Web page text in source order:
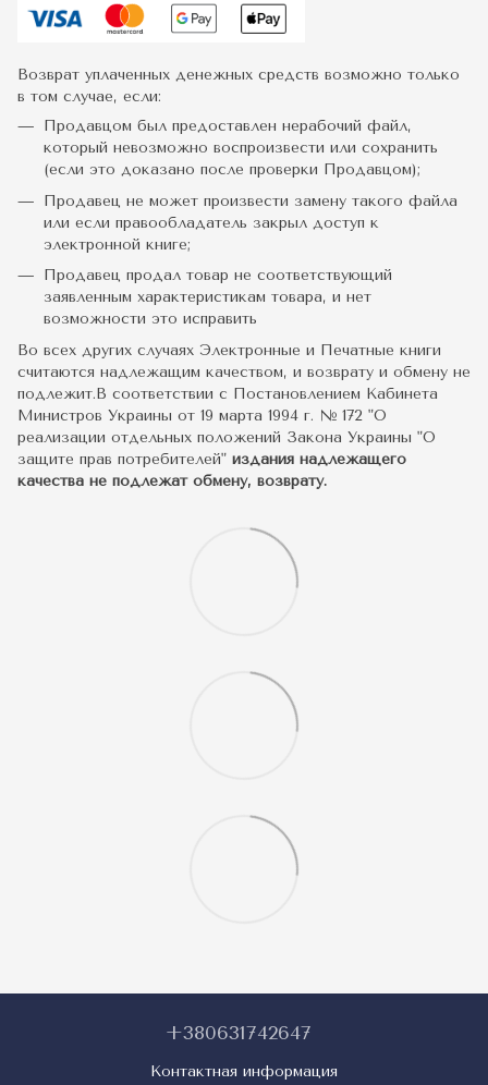
Возврат уплаченных денежных средств возможно только
в том случае, если:
Продавцом был предоставлен нерабочий файл,
который невозможно воспроизвести или сохранить
(если это доказано после проверки Продавцом);
Продавец не может произвести замену такого файла
или если правообладатель закрыл доступ к
электронной книге;
Продавец продал товар не соответствующий
заявленным характеристикам товара, и нет
возможности это исправить
Во всех других случаях Электронные и Печатные книги
считаются надлежащим качеством, и возврату и обмену не
подлежит.В соответствии с Постановлением Кабинета
Министров Украины от 19 марта 1994 г. № 172 "О
реализации отдельных положений Закона Украины "О
защите прав потребителей" издания надлежащего
качества не подлежат обмену, возврату.
+380631742647
Контактная информация